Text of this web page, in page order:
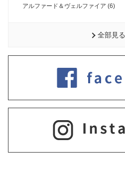
アルファード＆ヴェルファイア (6)
全部見る